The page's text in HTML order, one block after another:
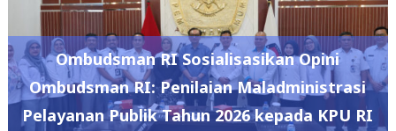
Ombudsman RI Sosialisasikan Opini
Ombudsman RI: Penilaian Maladministrasi
Pelayanan Publik Tahun 2026 kepada KPU RI